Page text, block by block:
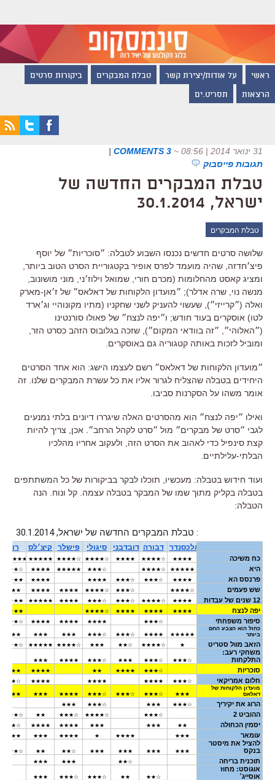
ראשי על אודות/יצירת קשר טבלת המבקרים ביקורות סרטים
הרצאות תסריט.ים
31 ינואר 2014 | 08:56 ~
3 COMMENTS
|
תגובות פייסבוק
טבלת המבקרים החדשה של
ישראל, 30.1.2014
טבלת המבקרים
שלושה סרטים חדשים נכנסו השבוע לטבלה: ״סוכריות״ של יוסף
פיצ׳חדזה, שהיה מועמד לפרס אופיר בקטגוריית הסרט הטוב ביותר,
ומציג קאסט מהחלומות (מכרם חורי, שמואל וילוז׳ני, מוני מושונוב,
מנשה נוי, שרה אדלר); ״מועדון הלקוחות של דאלאס״ של ז׳אן-מארק
ואלה (״קרייזי״), שעשוי להעניק לשני שחקניו (מתיו מקונוהיי וג׳ארד
לטו) אוסקרים בעוד חודש; ו״יפה לנצח״ של פאולו סורנטינו
(״האלוהי״, ״זה בוודאי המקום״), שזכה בגלובוס הזהב כסרט הזר,
ומוביל לזכות באותה קטגוריה גם באוסקרים.
״מועדון הלקוחות של דאלאס״ רשם לעצמו הישג: הוא אחד הסרטים
היחידים בטבלה שהצליח לגרור אליו את כל עשרת המבקרים שלנו. זה
אומר משהו על הסקרנות סביבו.
ואילו ״יפה לנצח״ הוא מהסרטים האלה שיגררו דיונים בלתי נמנעים
לגבי ״סרט של מבקרים״ מול ״סרט לקהל הרחב״. אכן, צריך להיות
קצת סינפיל כדי לאהוב את הסרט הזה, ולעקוב אחריו מהלכיו
הבלתי-עלילתיים.
ועוד חידוש בטבלה: מעכשיו, תוכלו לבקר בביקורות של כל המשתתפים
בטבלה בקליק מתוך שמו של המבקר בטבלה עצמה. קל ונוח. הנה
הטבלה: